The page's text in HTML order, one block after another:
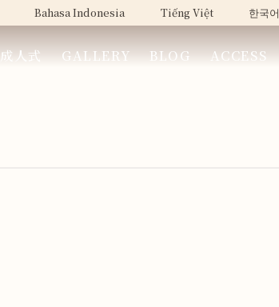
成人式 GALLERY BLOG ACCESS
Bahasa Indonesia Tiếng Việt 한국어